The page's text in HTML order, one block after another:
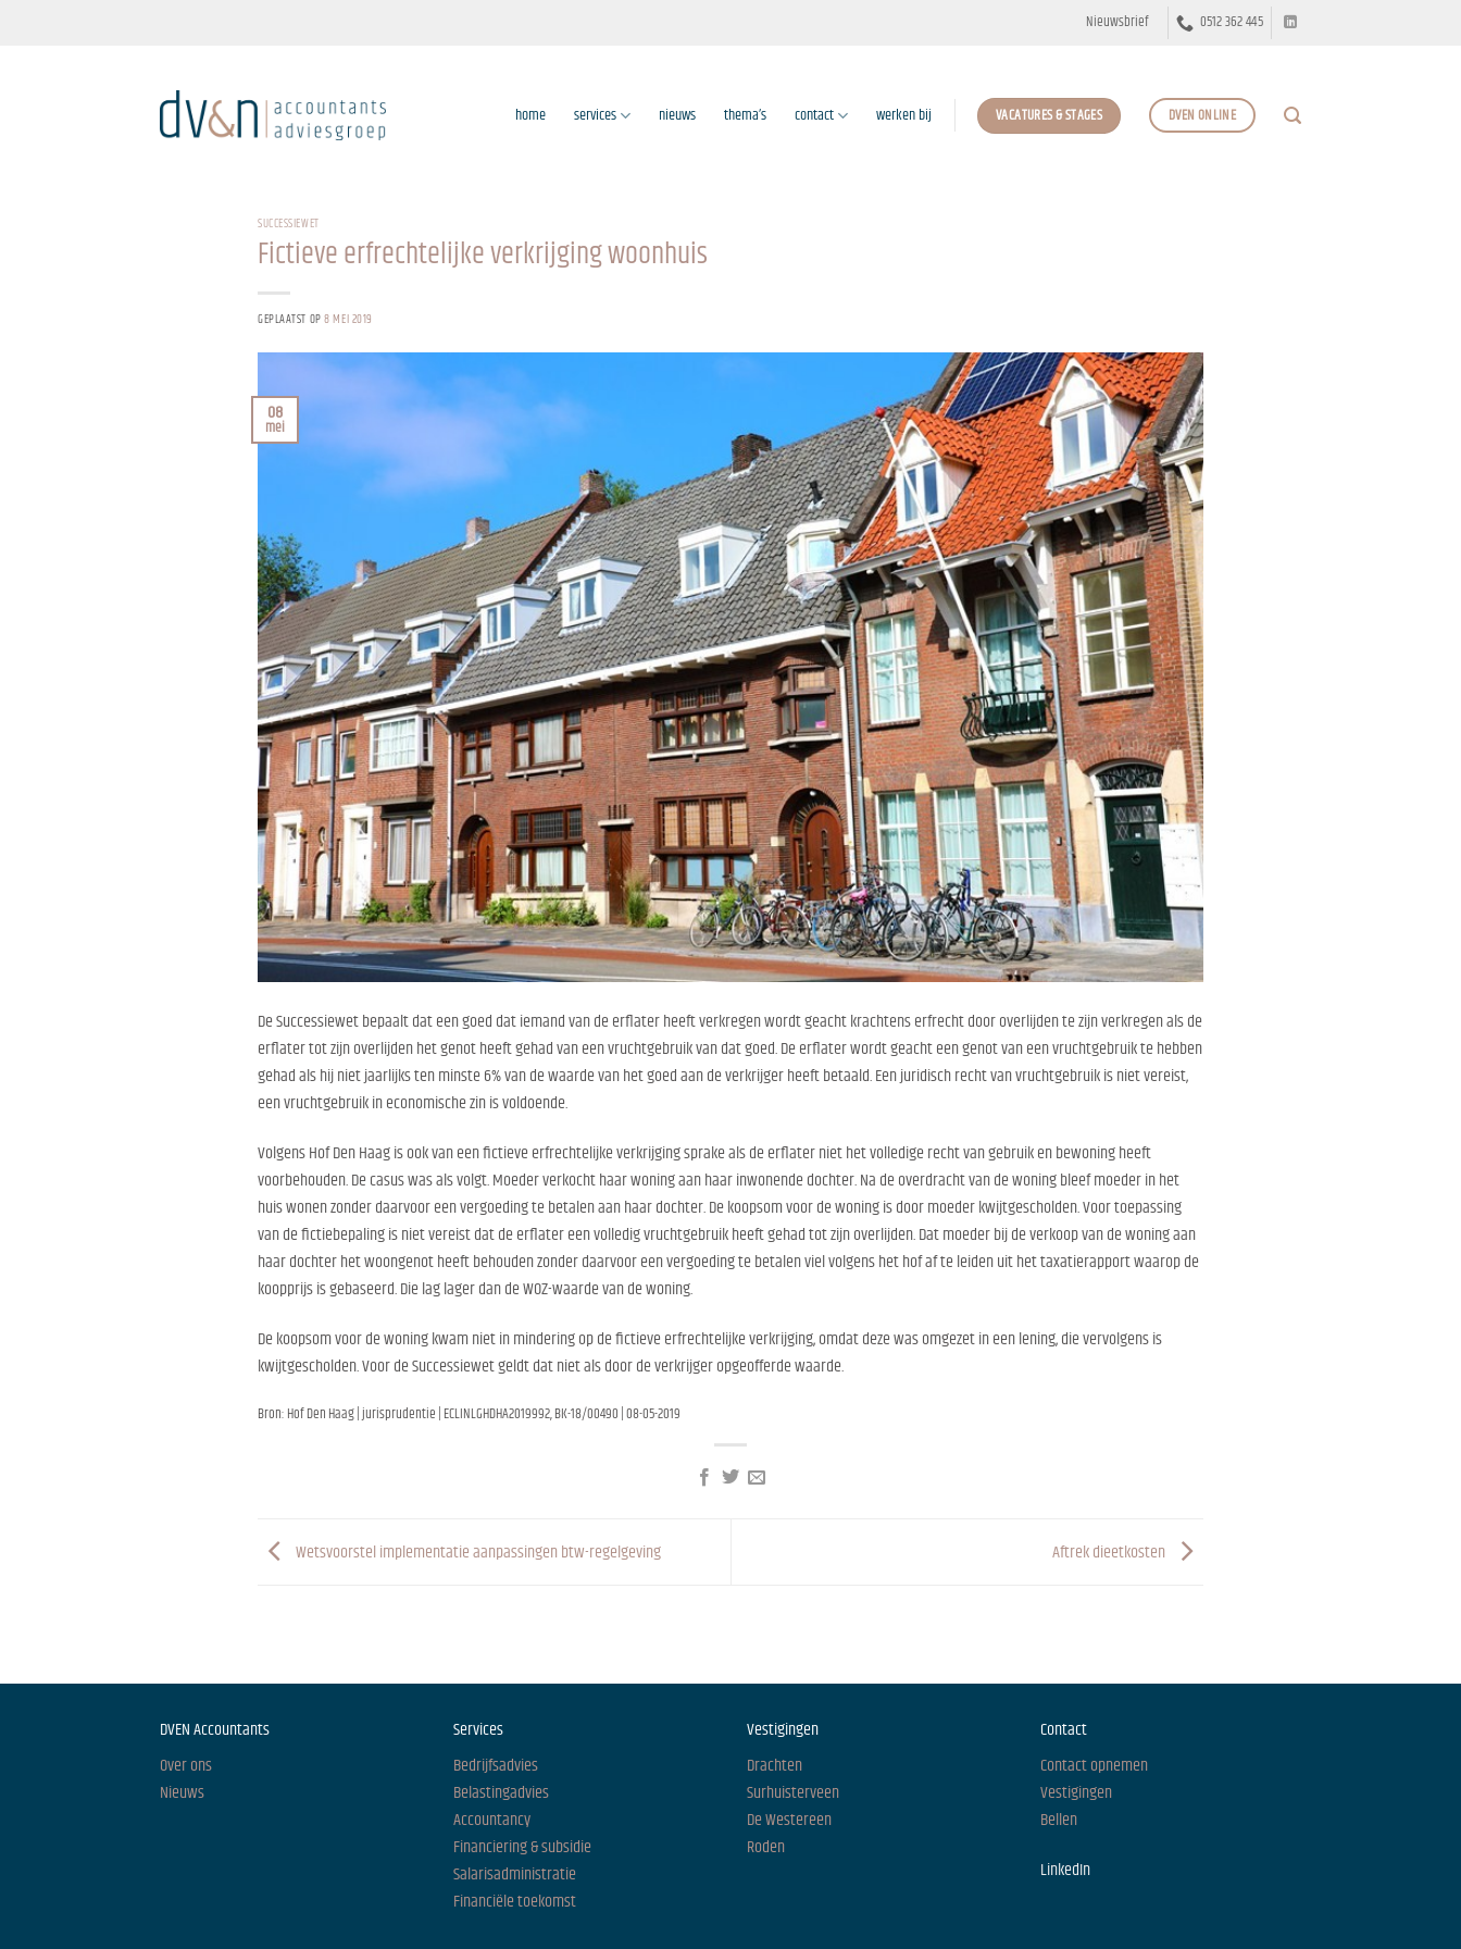
Nieuwsbrief 0512 362 445
home services nieuws thema’s contact werken bij VACATURES & STAGES DVEN ONLINE
SUCCESSIEWET
Fictieve erfrechtelijke verkrijging woonhuis
GEPLAATST OP8 MEI 2019
08
mei
De Successiewet bepaalt dat een goed dat iemand van de erflater heeft verkregen wordt geacht krachtens erfrecht door overlijden te zijn verkregen als de
erflater tot zijn overlijden het genot heeft gehad van een vruchtgebruik van dat goed. De erflater wordt geacht een genot van een vruchtgebruik te hebben
gehad als hij niet jaarlijks ten minste 6% van de waarde van het goed aan de verkrijger heeft betaald. Een juridisch recht van vruchtgebruik is niet vereist,
een vruchtgebruik in economische zin is voldoende.
Volgens Hof Den Haag is ook van een fictieve erfrechtelijke verkrijging sprake als de erflater niet het volledige recht van gebruik en bewoning heeft
voorbehouden. De casus was als volgt. Moeder verkocht haar woning aan haar inwonende dochter. Na de overdracht van de woning bleef moeder in het
huis wonen zonder daarvoor een vergoeding te betalen aan haar dochter. De koopsom voor de woning is door moeder kwijtgescholden. Voor toepassing
van de fictiebepaling is niet vereist dat de erflater een volledig vruchtgebruik heeft gehad tot zijn overlijden. Dat moeder bij de verkoop van de woning aan
haar dochter het woongenot heeft behouden zonder daarvoor een vergoeding te betalen viel volgens het hof af te leiden uit het taxatierapport waarop de
koopprijs is gebaseerd. Die lag lager dan de WOZ-waarde van de woning.
De koopsom voor de woning kwam niet in mindering op de fictieve erfrechtelijke verkrijging, omdat deze was omgezet in een lening, die vervolgens is
kwijtgescholden. Voor de Successiewet geldt dat niet als door de verkrijger opgeofferde waarde.
Bron: Hof Den Haag | jurisprudentie | ECLINLGHDHA2019992, BK-18/00490 | 08-05-2019
Wetsvoorstel implementatie aanpassingen btw-regelgeving Aftrek dieetkosten
DVEN Accountants
Over ons
Nieuws
Services
Bedrijfsadvies
Belastingadvies
Accountancy
Financiering & subsidie
Salarisadministratie
Financiële toekomst
Vestigingen
Drachten
Surhuisterveen
De Westereen
Roden
Contact
Contact opnemen
Vestigingen
Bellen
LinkedIn